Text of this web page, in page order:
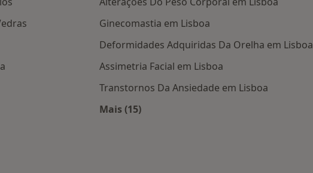
Ginecomastia em Lisboa
Deformidades Adquiridas Da Orelha em Lisboa
Assimetria Facial em Lisboa
Transtornos Da Ansiedade em Lisboa
Mais (15)